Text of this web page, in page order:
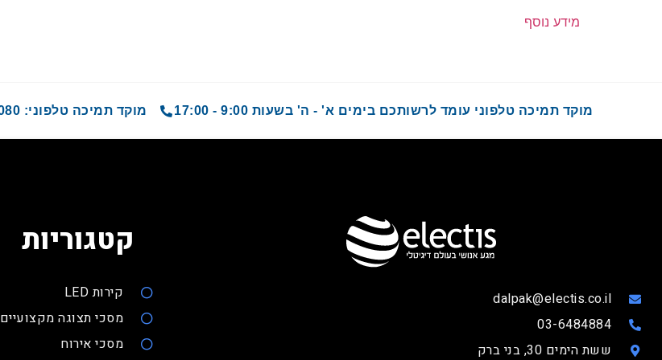
מידע נוסף
מוקד תמיכה טלפוני עומד לרשותכם בימים א' - ה' בשעות 9:00 - 17:00 מוקד תמיכה טלפוני: 03-6494080
dalpak@electis.co.il
03-6484884
ששת הימים 30, בני ברק
קטגוריות
קירות LED
מסכי תצוגה מקצועיים
מסכי אירוח